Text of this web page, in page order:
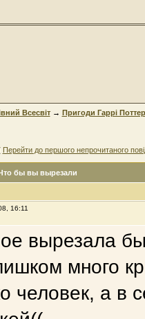
Всесвіт→ Пригоди Гаррі
Перейти до першого непрочитаного
бы вы вырезали
16:11
вырезала
много
человек, а